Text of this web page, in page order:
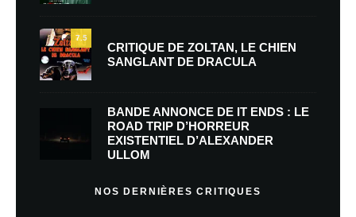
7.5
CRITIQUE DE ZOLTAN, LE CHIEN
SANGLANT DE DRACULA
BANDE ANNONCE DE IT ENDS : LE
ROAD TRIP D’HORREUR
EXISTENTIEL D’ALEXANDER
ULLOM
NOS DERNIÈRES CRITIQUES